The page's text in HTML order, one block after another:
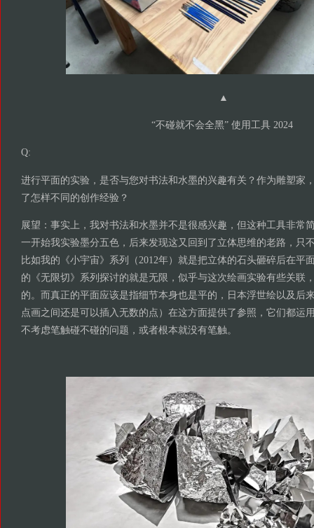
▲
“不碰就不会全黑” 使用工具 2024
Q:
进行平面的实验，是否与您对书法和水墨的兴趣有关？作为雕塑家
了怎样不同的创作经验？
展望：事实上，我对书法和水墨并不是很感兴趣，但这种工具非常
一开始我实验墨分五色，后来发现这又回到了立体思维的老路，只
比如我的《小宇宙》系列（2012年）就是把立体的石头砸碎后在平
的《无限切》系列探讨的就是无限，似乎与这次绘画实验有些关联
的。而真正的平面应该是指细节本身也是平的，日本浮世绘以及后
点画之间还是可以插入无数的点）在这方面提供了参照，它们都运
不考虑笔触碰不碰的问题，或者根本就没有笔触。